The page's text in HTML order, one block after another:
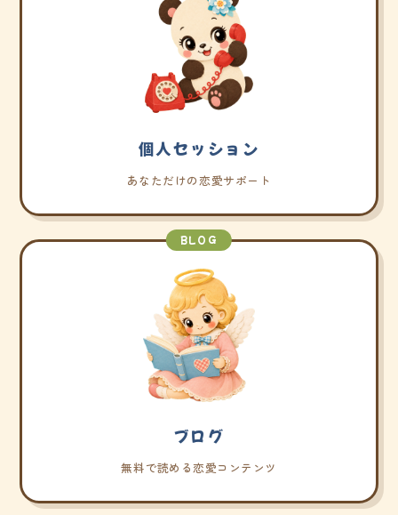
個人セッション
あなただけの恋愛サポート
BLOG
ブログ
無料で読める恋愛コンテンツ